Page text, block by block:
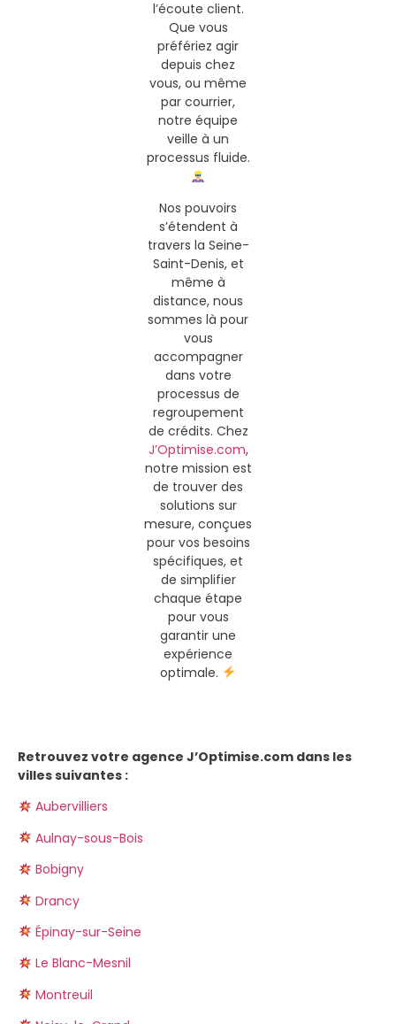
l’écoute client.
Que vous
préfériez agir
depuis chez
vous, ou même
par courrier,
notre équipe
veille à un
processus fluide.
Nos pouvoirs
s’étendent à
travers la Seine-
Saint-Denis, et
même à
distance, nous
sommes là pour
vous
accompagner
dans votre
processus de
regroupement
de crédits. Chez
J’Optimise.com,
notre mission est
de trouver des
solutions sur
mesure, conçues
pour vos besoins
spécifiques, et
de simplifier
chaque étape
pour vous
garantir une
expérience
optimale.
Retrouvez votre agence J’Optimise.com dans les
villes suivantes :
Aubervilliers
Aulnay-sous-Bois
Bobigny
Drancy
Épinay-sur-Seine
Le Blanc-Mesnil
Montreuil